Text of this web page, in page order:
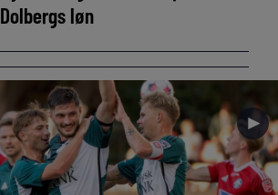
Dolbergs løn
►